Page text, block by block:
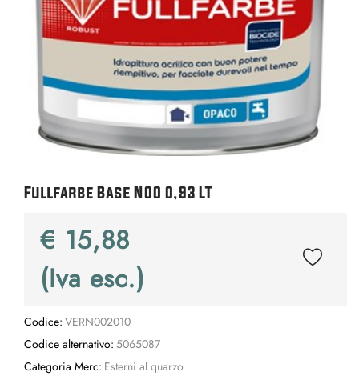
Fullfarbe Base N00 0,93 LT
€ 15,88
(Iva esc.)
Codice: VERN002010
Codice alternativo: 5065087
Categoria Merc: Esterni al quarzo